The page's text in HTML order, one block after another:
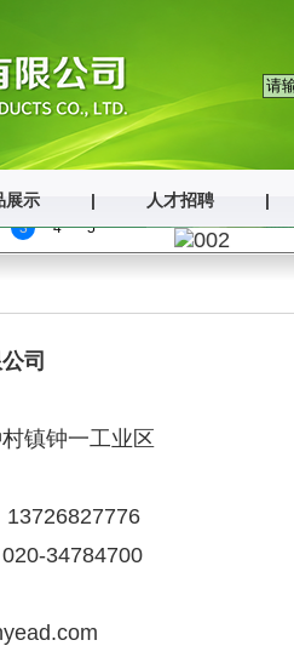
展示 | 人才招聘 |
3 4 5
司
钟一工业区
34784700